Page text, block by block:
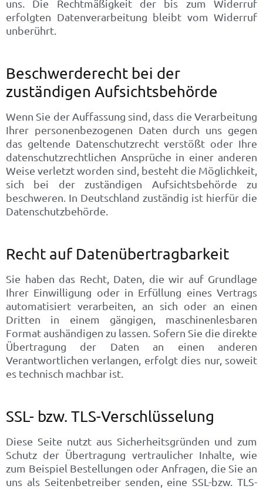
uns. Die Rechtmäßigkeit der bis zum Widerruf
erfolgten Datenverarbeitung bleibt vom Widerruf
unberührt.
Beschwerderecht bei der
zuständigen Aufsichtsbehörde
Wenn Sie der Auffassung sind, dass die Verarbeitung
Ihrer personenbezogenen Daten durch uns gegen
das geltende Datenschutzrecht verstößt oder Ihre
datenschutzrechtlichen Ansprüche in einer anderen
Weise verletzt worden sind, besteht die Möglichkeit,
sich bei der zuständigen Aufsichtsbehörde zu
beschweren. In Deutschland zuständig ist hierfür die
Datenschutzbehörde.
Recht auf Datenübertragbarkeit
Sie haben das Recht, Daten, die wir auf Grundlage
Ihrer Einwilligung oder in Erfüllung eines Vertrags
automatisiert verarbeiten, an sich oder an einen
Dritten in einem gängigen, maschinenlesbaren
Format aushändigen zu lassen. Sofern Sie die direkte
Übertragung der Daten an einen anderen
Verantwortlichen verlangen, erfolgt dies nur, soweit
es technisch machbar ist.
SSL- bzw. TLS-Verschlüsselung
Diese Seite nutzt aus Sicherheitsgründen und zum
Schutz der Übertragung vertraulicher Inhalte, wie
zum Beispiel Bestellungen oder Anfragen, die Sie an
uns als Seitenbetreiber senden, eine SSL-bzw. TLS-